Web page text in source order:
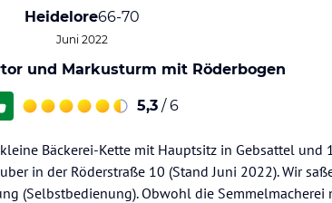
Heidelore66-70
Juni 2022
und Markusturm mit Röderbogen
5,3 / 6
Bäckerei-Kette mit Hauptsitz in Gebsattel und
in der Röderstraße 10 (Stand Juni 2022). Wir
(Selbstbedienung). Obwohl die Semmelmacherei